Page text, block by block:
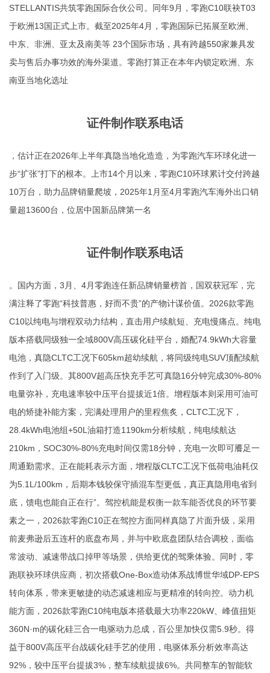
STELLANTIS共筑零跑国际合伙公司。同年9月，零跑C10联袂T03
于欧洲13国正式上市。截至2025年4月，零跑国际已拓展至欧洲、
中东、非洲、亚太及南美等 23个国际市场，具有跨越550家兼具发
卖与售后办事功效的海外渠道。零跑打算正在本年内锁定欧洲、东
南亚当地化选址
证件制作联系电话
，估计正在2026年上半年真隐当地化造造，为零跑汽车环球化进一
步“扩张”打下的根本。上市14个月以来，零跑C10环球累计交付跨越
10万台，助力品牌销量爬坡，2025年1月至4月零跑汽车海外出口销
量超13600台，位居中国新品牌第一名
证件制作联系电话
。国内方面，3月、4月零跑连任新品牌销量榜首，国双获冠军，完
满注释了零跑“科技普惠，好而不贵”的产物计谋价值。2026款零跑
C10以纯电与增程双动力结构，直击用户续航短、充电慢痛点。纯电
版本搭载同级独一全域800V高压碳化硅平台，婚配74.9kWh大容量
电池，真隐CLTC工况下605km超幼续航，将同级纯电SUV顶配续航
作到了入门级。其800V超高压快充手艺可真隐16分钟完成30%-80%
电量弥补，充电速率较中压平台提拔近1倍。增程版本则采用可油可
电的矫捷补能方案，完满处理用户的里程焦炙，CLTC工况下，
28.4kWh电池组+50L油箱打造1190km分析续航，纯电续航达
210km，SOC30%-80%充电时间仅需18分钟，充电一次即可餍足一
周通勤需求。正在能耗表示方面，增程版CLTC工况下低荷电油耗仅
为5.1L/100km，后期本钱较保守插混车型更低，真正真隐用电省到
底，馈电也能自正在行”。驾控机能是权衡一款车能否优良的环节要
素之一，2026款零跑C10正在驾控方面同样真隐了片面升级，采用
前麦弗逊后五连杆的底盘布局，并与中欧底盘团队结合调校，面临
常波动、减速带战口掉甲等场景，供给更优的驾乘体验。同时，零
跑联袂环球供应商，初次搭载One-Box造动体系战博世华域DP-EPS
转向体系，带来更敏捷的动态减速相应与更精准的转向控。动力机
能方面，2026款零跑C10纯电版本搭载最大功率220kW、峰值扭矩
360N·m的碳化硅三合一电驱动力总成，百公里加快仅需5.9秒。得
益于800V高压平台战碳化硅手艺的使用，电驱体系分析效率高达
92%，较中压平台提拔3%，整车续航提拔6%。共同整车的智能软